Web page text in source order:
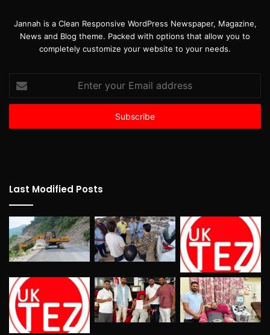
Jannah is a Clean Responsive WordPress Newspaper, Magazine,
News and Blog theme. Packed with options that allow you to
completely customize your website to your needs.
your
Email
Last Modified Posts